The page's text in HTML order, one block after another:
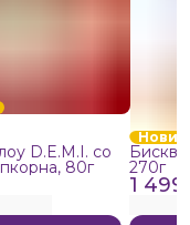
D.E.M.I. со
80г
1
270г